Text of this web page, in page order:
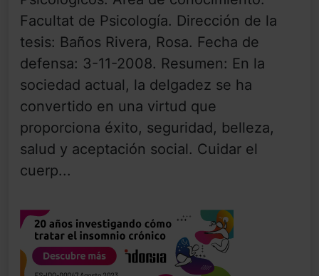
Facultat de Psicología. Dirección de la
tesis: Baños Rivera, Rosa. Fecha de
defensa: 3-11-2008. Resumen: En la
sociedad actual, la delgadez se ha
convertido en una virtud que
proporciona éxito, seguridad, belleza,
salud y aceptación social. Cuidar el
cuerp...